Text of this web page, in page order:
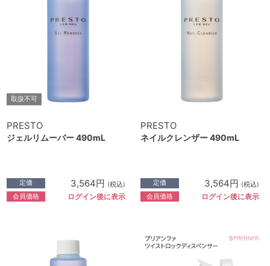
取扱不可
PRESTO
ジェルリムーバー 490mL
定価 3,564円 (税込)
会員価格 ログイン後に表示
PRESTO
ネイルクレンザー 490mL
定価 3,564円 (税込)
会員価格 ログイン後に表示